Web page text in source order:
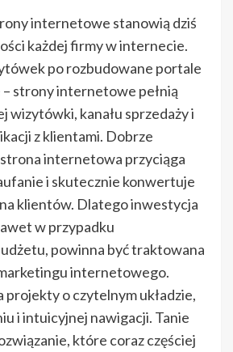
internetowe stanowią dziś
każdej firmy w internecie.
po rozbudowane portale
– strony internetowe pełnią
wizytówki, kanału sprzedaży i
z klientami. Dobrze
internetowa przyciąga
i skutecznie konwertuje
klientów. Dlatego inwestycja
w przypadku
powinna być traktowana
internetowego.
projekty o czytelnym układzie,
i intuicyjnej nawigacji. Tanie
które coraz częściej